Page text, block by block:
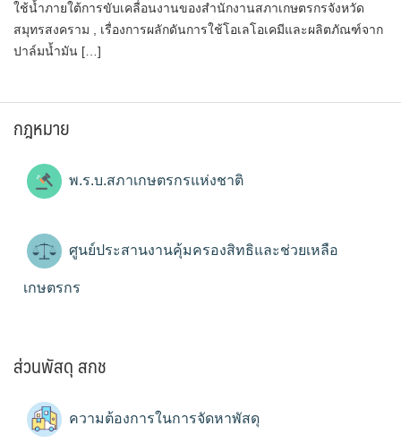
ใช้น้ำภายใต้การขับเคลื่อนงานของสำนักงานสภาเกษตรกรจังหวัด
สมุทรสงคราม , เรื่องการผลักดันการใช้โอเลโอเคมีและผลิตภัณฑ์จาก
ปาล์มน้ำมัน […]
กฎหมาย
พ.ร.บ.สภาเกษตรกรแห่งชาติ
ศูนย์ประสานงานคุ้มครองสิทธิและช่วยเหลือ
เกษตรกร
ส่วนพัสดุ สกช
ความต้องการในการจัดหาพัสดุ